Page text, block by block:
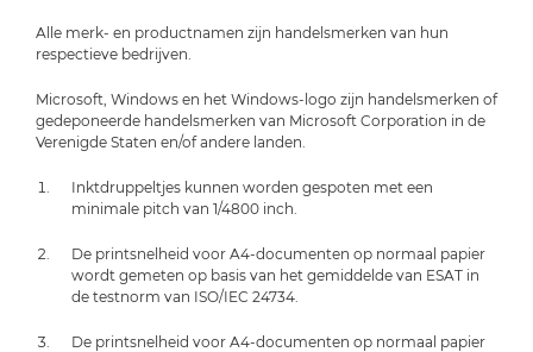
Alle merk- en productnamen zijn handelsmerken van hun
respectieve bedrijven.
Microsoft, Windows en het Windows-logo zijn handelsmerken of
gedeponeerde handelsmerken van Microsoft Corporation in de
Verenigde Staten en/of andere landen.
Inktdruppeltjes kunnen worden gespoten met een
minimale pitch van 1/4800 inch.
De printsnelheid voor A4-documenten op normaal papier
wordt gemeten op basis van het gemiddelde van ESAT in
de testnorm van ISO/IEC 24734.
De printsnelheid voor A4-documenten op normaal papier